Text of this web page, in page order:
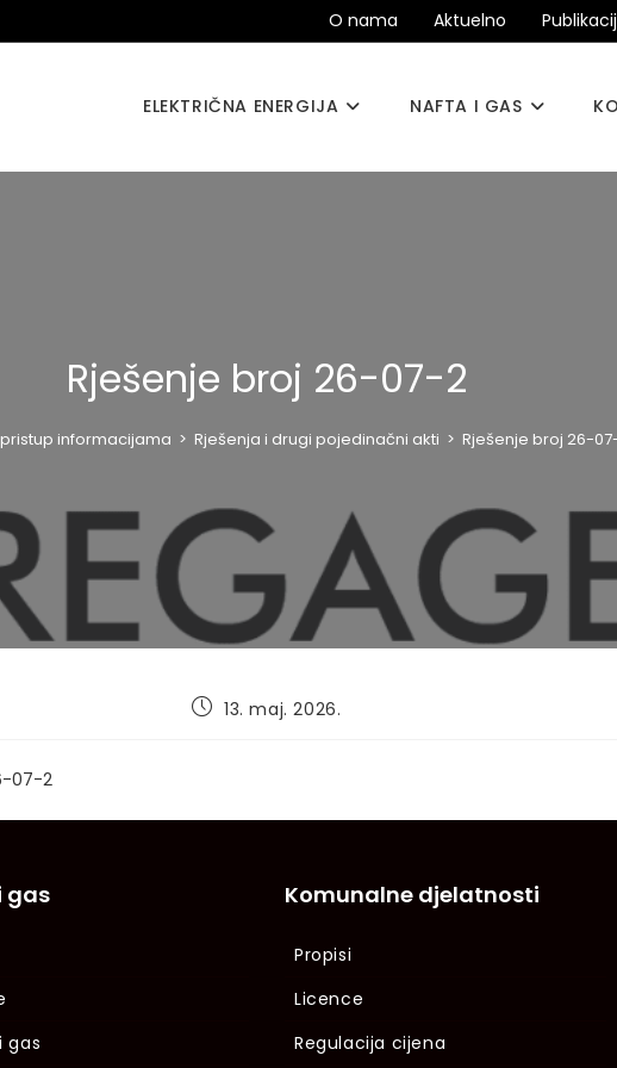
O nama Aktuelno
ELEKTRIČNA ENERGIJA NAFTA I GAS
Rješenje broj 26-07-2
informacijama > Rješenja i drugi pojedinačni akti > Rješenje broj 26-
Post13. maj. 2026.
07-2
gas
gas
Komunalne djelatnosti
Propisi
Licence
Regulacija cijena